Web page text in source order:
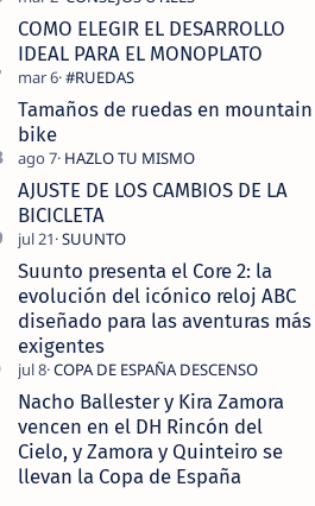
COMO ELEGIR EL DESARROLLO
IDEAL PARA EL MONOPLATO
Tamaños de ruedas en mountain
bike
AJUSTE DE LOS CAMBIOS DE LA
BICICLETA
Suunto presenta el Core 2: la
evolución del icónico reloj ABC
diseñado para las aventuras más
exigentes
Nacho Ballester y Kira Zamora
vencen en el DH Rincón del
Cielo, y Zamora y Quinteiro se
llevan la Copa de España